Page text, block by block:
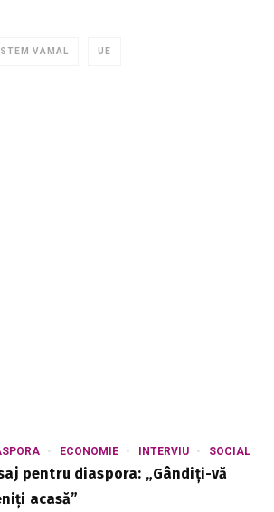
VAMAL UE
ECONOMIE INTERVIU SOCIAL
pentru diaspora: „Gândiți-vă
acasă”